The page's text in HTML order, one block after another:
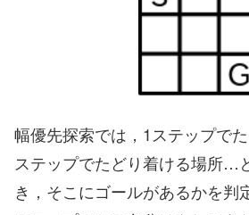
幅優先探索では，1ステップで
ステップでたどり着ける場所…
き，そこにゴールがあるかを判